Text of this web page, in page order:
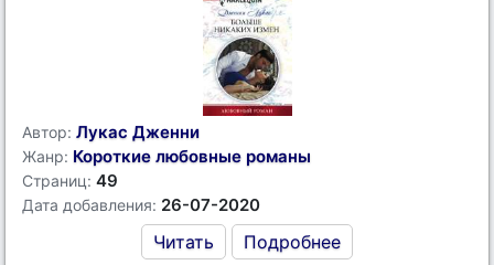
Автор: Лукас Дженни
Жанр: Короткие любовные романы
Страниц: 49
Дата добавления: 26-07-2020
Читать Подробнее